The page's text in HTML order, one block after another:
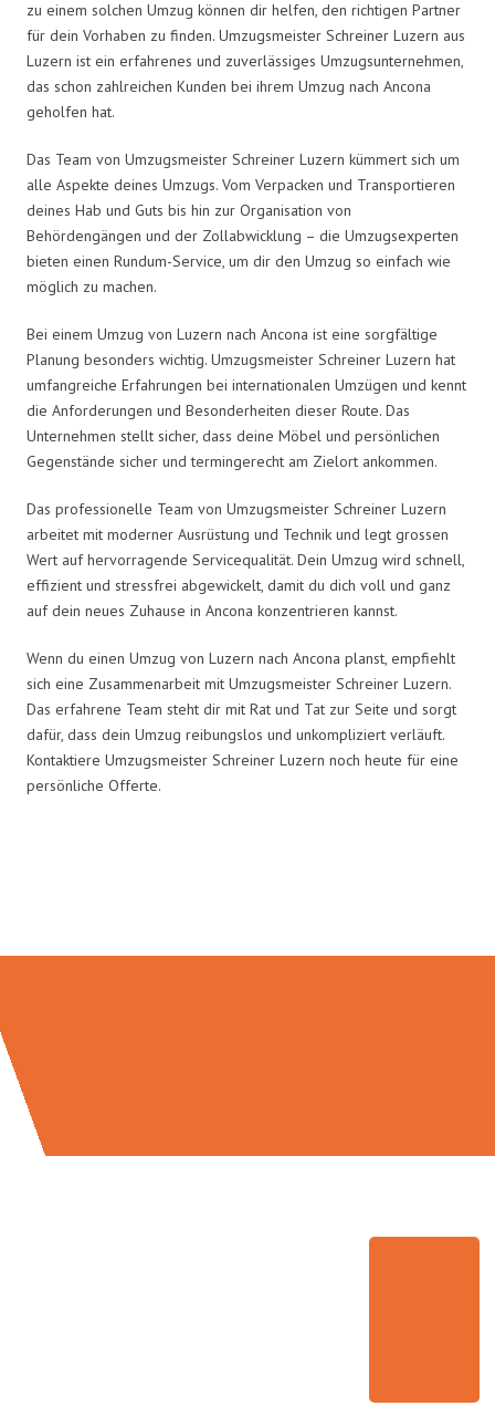
zu einem solchen Umzug können dir helfen, den richtigen Partner
für dein Vorhaben zu finden. Umzugsmeister Schreiner Luzern aus
Luzern ist ein erfahrenes und zuverlässiges Umzugsunternehmen,
das schon zahlreichen Kunden bei ihrem Umzug nach Ancona
geholfen hat.
Das Team von Umzugsmeister Schreiner Luzern kümmert sich um
alle Aspekte deines Umzugs. Vom Verpacken und Transportieren
deines Hab und Guts bis hin zur Organisation von
Behördengängen und der Zollabwicklung – die Umzugsexperten
bieten einen Rundum-Service, um dir den Umzug so einfach wie
möglich zu machen.
Bei einem Umzug von Luzern nach Ancona ist eine sorgfältige
Planung besonders wichtig. Umzugsmeister Schreiner Luzern hat
umfangreiche Erfahrungen bei internationalen Umzügen und kennt
die Anforderungen und Besonderheiten dieser Route. Das
Unternehmen stellt sicher, dass deine Möbel und persönlichen
Gegenstände sicher und termingerecht am Zielort ankommen.
Das professionelle Team von Umzugsmeister Schreiner Luzern
arbeitet mit moderner Ausrüstung und Technik und legt grossen
Wert auf hervorragende Servicequalität. Dein Umzug wird schnell,
effizient und stressfrei abgewickelt, damit du dich voll und ganz
auf dein neues Zuhause in Ancona konzentrieren kannst.
Wenn du einen Umzug von Luzern nach Ancona planst, empfiehlt
sich eine Zusammenarbeit mit Umzugsmeister Schreiner Luzern.
Das erfahrene Team steht dir mit Rat und Tat zur Seite und sorgt
dafür, dass dein Umzug reibungslos und unkompliziert verläuft.
Kontaktiere Umzugsmeister Schreiner Luzern noch heute für eine
persönliche Offerte.